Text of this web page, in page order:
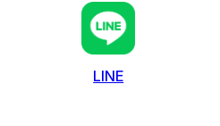
LINE